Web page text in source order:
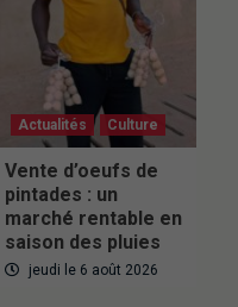
Actualités Culture
Vente d’oeufs de
pintades : un
marché rentable en
saison des pluies
jeudi le 6 août 2026